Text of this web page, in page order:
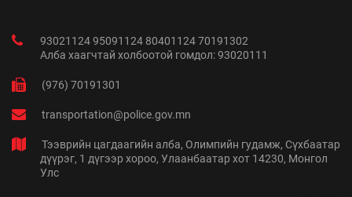
93021124 95091124 80401124 70191302
Алба хаагчтай холбоотой гомдол: 93020111
(976) 70191301
transportation@police.gov.mn
Тээврийн цагдаагийн алба, Олимпийн гудамж, Сүхбаатар
дүүрэг, 1 дүгээр хороо, Улаанбаатар хот 14230, Монгол
Улс